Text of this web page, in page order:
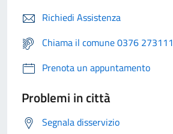
Richiedi Assistenza
Chiama il comune 0376 273111
Prenota un appuntamento
Problemi in città
Segnala disservizio